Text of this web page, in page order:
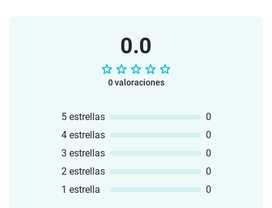
0.0
0 valoraciones
5 estrellas
0
4 estrellas
0
3 estrellas
0
2 estrellas
0
1 estrella
0